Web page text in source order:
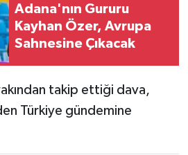
Adana'nın Gururu
Kayhan Özer, Avrupa
Sahnesine Çıkacak
takip ettiği dava,
Türkiye gündemine